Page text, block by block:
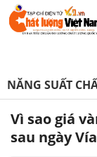
NĂNG SUẤT
Vì sao giá
sau ngày